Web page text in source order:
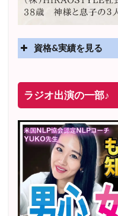
資格&実績を見る
2025年4月〜
ロン開講
2025年5月〜 FMラ
レギュラー出演中！
2023年12月〜
ター講座」準レギュ
〜2025年5月 個別
2022年6月〜24年7
ラジオ出演の一部♪